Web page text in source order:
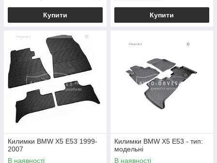
Купити Купити
Килимки BMW X5 E53 1999-
2007
В наявності
Килимки BMW X5 E53 - тип:
модельні
В наявності